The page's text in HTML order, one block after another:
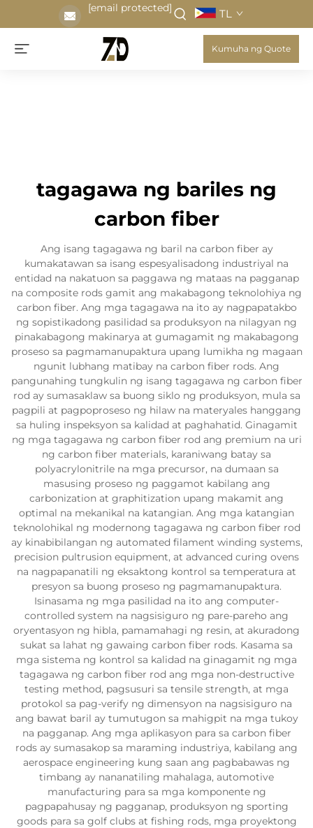
[email protected] TL
Kumuha ng Quote
tagagawa ng bariles ng
carbon fiber
Ang isang tagagawa ng baril na carbon fiber ay
kumakatawan sa isang espesyalisadong industriyal na
entidad na nakatuon sa paggawa ng mataas na pagganap
na composite rods gamit ang makabagong teknolohiya ng
carbon fiber. Ang mga tagagawa na ito ay nagpapatakbo
ng sopistikadong pasilidad sa produksyon na nilagyan ng
pinakabagong makinarya at gumagamit ng makabagong
proseso sa pagmamanupaktura upang lumikha ng magaan
ngunit lubhang matibay na carbon fiber rods. Ang
pangunahing tungkulin ng isang tagagawa ng carbon fiber
rod ay sumasaklaw sa buong siklo ng produksyon, mula sa
pagpili at pagpoproseso ng hilaw na materyales hanggang
sa huling inspeksyon sa kalidad at paghahatid. Ginagamit
ng mga tagagawa ng carbon fiber rod ang premium na uri
ng carbon fiber materials, karaniwang batay sa
polyacrylonitrile na mga precursor, na dumaan sa
masusing proseso ng paggamot kabilang ang
carbonization at graphitization upang makamit ang
optimal na mekanikal na katangian. Ang mga katangian
teknolohikal ng modernong tagagawa ng carbon fiber rod
ay kinabibilangan ng automated filament winding systems,
precision pultrusion equipment, at advanced curing ovens
na nagpapanatili ng eksaktong kontrol sa temperatura at
presyon sa buong proseso ng pagmamanupaktura.
Isinasama ng mga pasilidad na ito ang computer-
controlled system na nagsisiguro ng pare-pareho ang
oryentasyon ng hibla, pamamahagi ng resin, at akuradong
sukat sa lahat ng gawaing carbon fiber rods. Kasama sa
mga sistema ng kontrol sa kalidad na ginagamit ng mga
tagagawa ng carbon fiber rod ang mga non-destructive
testing method, pagsusuri sa tensile strength, at mga
protokol sa pag-verify ng dimensyon na nagsisiguro na
ang bawat baril ay tumutugon sa mahigpit na mga tukoy
na pagganap. Ang mga aplikasyon para sa carbon fiber
rods ay sumasakop sa maraming industriya, kabilang ang
aerospace engineering kung saan ang pagbabawas ng
timbang ay nananatiling mahalaga, automotive
manufacturing para sa mga komponente ng
pagpapahusay ng pagganap, produksyon ng sporting
goods para sa golf clubs at fishing rods, mga proyektong